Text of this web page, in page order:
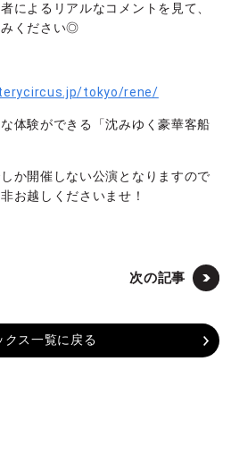
によるリアルなコメントを見て、
みください◎
tokyo/rene/
体験ができる「沈みゆく豪華客船
か開催しない公演となりますので
お越しくださいませ！
次の記事
クス一覧に戻る